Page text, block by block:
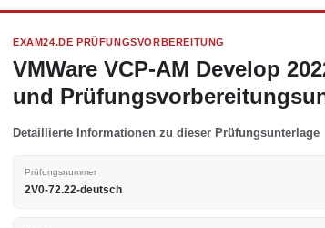
EXAM24.DE PRÜFUNGSVORBEREITUNG
VMWare VCP-AM Develop
und
Detaillierte Informationen zu dieser Prüfungsunterlage
Prüfungsnummer
2V0-72.22-deutsch